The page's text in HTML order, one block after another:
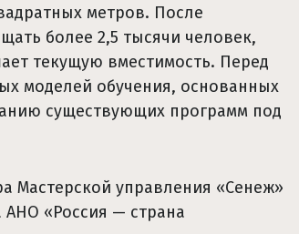
метров. После
более 2,5 тысячи человек,
текущую вместимость. Перед
моделей обучения, основанных
существующих программ под
Мастерской управления «Сенеж»
АНО «Россия — страна